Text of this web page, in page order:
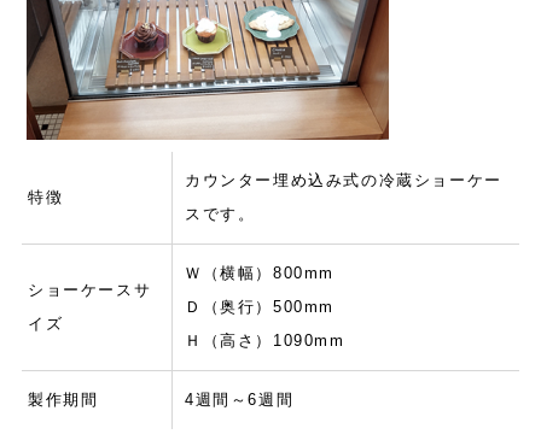
特徴
カウンター埋め込み式の冷蔵ショーケー
スです。
ショーケースサ
イズ
Ｗ（横幅）800mm
Ｄ（奥行）500mm
Ｈ（高さ）1090mm
製作期間 4週間～6週間